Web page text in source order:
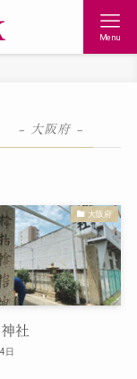
Menu
– 大阪府 –
大阪府
社
日